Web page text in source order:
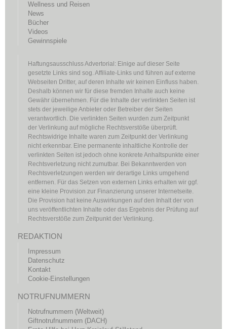
Wellness und Reisen
News
Bücher
Videos
Gewinnspiele
Haftungsausschluss Advertorial: Einige auf dieser Seite
gesetzte Links sind sog. Affiliate-Links und führen auf externe
Webseiten Dritter, auf deren Inhalte wir keinen Einfluss haben.
Deshalb können wir für diese fremden Inhalte auch keine
Gewähr übernehmen. Für die Inhalte der verlinkten Seiten ist
stets der jeweilige Anbieter oder Betreiber der Seiten
verantwortlich. Die verlinkten Seiten wurden zum Zeitpunkt
der Verlinkung auf mögliche Rechtsverstöße überprüft.
Rechtswidrige Inhalte waren zum Zeitpunkt der Verlinkung
nicht erkennbar. Eine permanente inhaltliche Kontrolle der
verlinkten Seiten ist jedoch ohne konkrete Anhaltspunkte einer
Rechtsverletzung nicht zumutbar. Bei Bekanntwerden von
Rechtsverletzungen werden wir derartige Links umgehend
entfernen. Für das Setzen von externen Links erhalten wir ggf.
eine kleine Provision zur Finanzierung unserer Internetseite.
Die Provision hat keine Auswirkungen auf den Inhalt der von
uns veröffentlichten Inhalte oder das Ergebnis der Prüfung auf
Rechtsverstöße zum Zeitpunkt der Verlinkung.
REDAKTION
Impressum
Datenschutz
Kontakt
Cookie-Einstellungen
NOTRUFNUMMERN
Notrufnummern (Weltweit)
Giftnotrufnummern (DACH)